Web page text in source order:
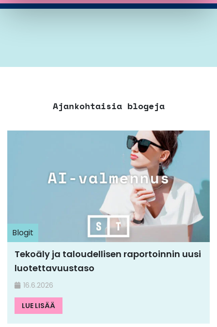
Ajankohtaisia blogeja
Blogit
Tekoäly ja taloudellisen raportoinnin uusi
luotettavuustaso
16.6.2026
LUE LISÄÄ